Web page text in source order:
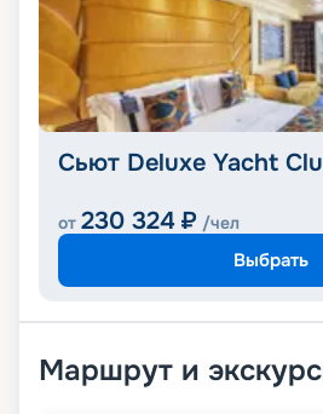
Сьют Deluxe Yacht
от 230 324 ₽ /чел
Выбрать
Маршрут и